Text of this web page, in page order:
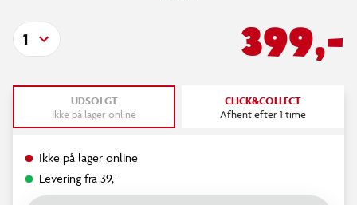
399,-
1
UDSOLGT
Ikke på lager online
CLICK&COLLECT
Afhent efter 1 time
Ikke på lager online
Levering fra 39,-